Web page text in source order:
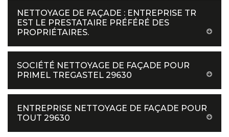
NETTOYAGE DE FAÇADE : ENTREPRISE TR
EST LE PRESTATAIRE PRÉFÉRÉ DES
PROPRIÉTAIRES.
SOCIÉTÉ NETTOYAGE DE FAÇADE POUR
PRIMEL TREGASTEL 29630
ENTREPRISE NETTOYAGE DE FAÇADE POUR
TOUT 29630